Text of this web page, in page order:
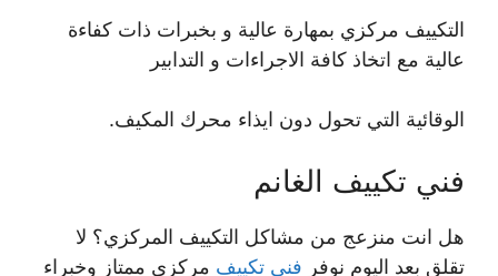
التكييف مركزي بمهارة عالية و بخبرات ذات كفاءة
عالية مع اتخاذ كافة الاجراءات و التدابير
الوقائية التي تحول دون ايذاء محرك المكيف.
فني تكييف الغانم
هل انت منزعج من مشاكل التكييف المركزي؟ لا
تقلق بعد اليوم نوفر فني تكييف مركزي ممتاز وخبراء